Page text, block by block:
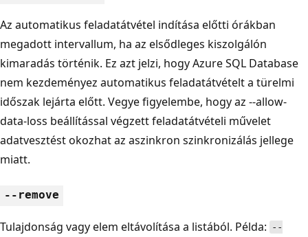
Az automatikus feladatátvétel indítása előtti órákban
megadott intervallum, ha az elsődleges kiszolgálón
kimaradás történik. Ez azt jelzi, hogy Azure SQL Database
nem kezdeményez automatikus feladatátvételt a türelmi
időszak lejárta előtt. Vegye figyelembe, hogy az --allow-
data-loss beállítással végzett feladatátvételi művelet
adatvesztést okozhat az aszinkron szinkronizálás jellege
miatt.
--remove
Tulajdonság vagy elem eltávolítása a listából. Példa:
--